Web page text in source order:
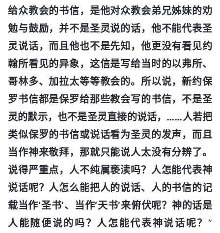
给众教会的书信，是他对众教会弟兄姊妹的劝
勉与鼓励，并不是圣灵说的话，他不能代表圣
灵说话，而且他也不是先知，他更没有看见约
翰所看见的异象，这信是写给当时的以弗所、
哥林多、加拉太等等教会的。所以说，新约保
罗书信都是保罗给那些教会写的书信，不是圣
灵的默示，也不是圣灵直接的说话，……人若把
类似保罗的书信或说话看为圣灵的发声，而且
当作神来敬拜，那就只能说人太没有分辨了。
说得严重点，人不纯属亵渎吗？人怎能代表神
说话呢？人怎么能把人的说话、人的书信的记
载当作‘圣书’、当作‘天书’来俯伏呢？神的话是
人能随便说的吗？人怎能代表神说话呢？ ”